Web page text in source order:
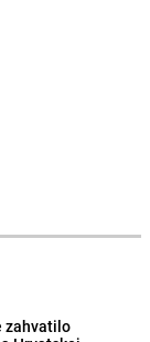
zahvatilo